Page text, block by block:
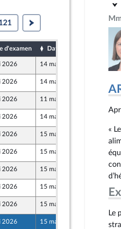
d'examen Date de dépôt
2026 14 mai 2026
2026 14 mai 2026
2026 11 mai 2026
2026 14 mai 2026
2026 15 mai 2026
2026 15 mai 2026
2026 15 mai 2026
2026 15 mai 2026
2026 15 mai 2026
2026 15 mai 2026
«
Le